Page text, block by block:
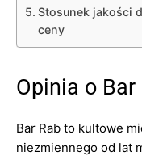
Stosunek jakości
ceny
Opinia o Bar
Bar Rab to kultowe
niezmiennego od lat